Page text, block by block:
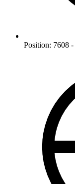
Position: 7608 -